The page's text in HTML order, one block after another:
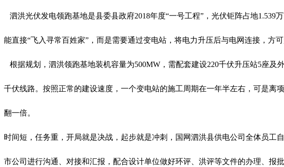
泗洪光伏发电领跑基地是县委县政府2018年度“一号工程”，光伏钜阵占地
能直接“飞入寻常百姓家”，而是需要通过变电站，将电力升压后与电网连接，方可
根据规划，泗洪领跑基地装机容量为500MW，需配套建设220千伏升压站5座及
千伏线路。 按照正常的建设速度，一个变电站的施工周期在一年半左右 ，可是离
翻一倍。
时间短，任务重，开局就是决战，起步就是冲刺 ， 国网泗洪县供电公司 全体员工
市公司进行沟通、对接和汇报，配合设计单位做好环评、洪评等文件的办理、报批